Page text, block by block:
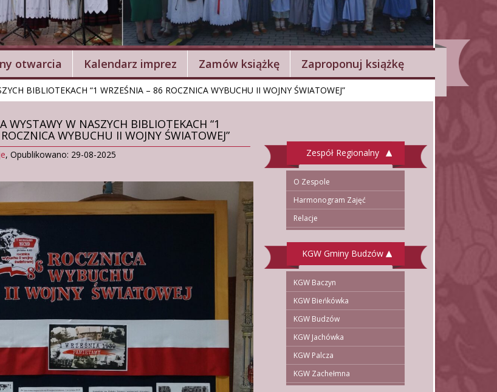
otwarcia Kalendarz imprez Zamów książkę Zaproponuj książkę
BIBLIOTEKACH “1 WRZEŚNIA – 86 ROCZNICA WYBUCHU II WOJNY ŚWIATOWEJ”
WYSTAWY W NASZYCH BIBLIOTEKACH “1
WYBUCHU II WOJNY ŚWIATOWEJ”
, Opublikowano: 29-08-2025 Zespół Regionalny
O Zespole
Harmonogram Zajęć
Relacje
KGW Gminy Budzów
KGW Baczyn
KGW Bieńkówka
KGW Budzów
KGW Jachówka
KGW Palcza
KGW Zachełmna